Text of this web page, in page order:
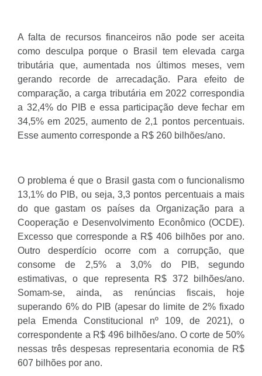
A falta de recursos financeiros não pode ser aceita
como desculpa porque o Brasil tem elevada carga
tributária que, aumentada nos últimos meses, vem
gerando recorde de arrecadação. Para efeito de
comparação, a carga tributária em 2022 correspondia
a 32,4% do PIB e essa participação deve fechar em
34,5% em 2025, aumento de 2,1 pontos percentuais.
Esse aumento corresponde a R$ 260 bilhões/ano.
O problema é que o Brasil gasta com o funcionalismo
13,1% do PIB, ou seja, 3,3 pontos percentuais a mais
do que gastam os países da Organização para a
Cooperação e Desenvolvimento Econômico (OCDE).
Excesso que corresponde a R$ 406 bilhões por ano.
Outro desperdício ocorre com a corrupção, que
consome de 2,5% a 3,0% do PIB, segundo
estimativas, o que representa R$ 372 bilhões/ano.
Somam-se, ainda, as renúncias fiscais, hoje
superando 6% do PIB (apesar do limite de 2% fixado
pela Emenda Constitucional nº 109, de 2021), o
correspondente a R$ 496 bilhões/ano. O corte de 50%
nessas três despesas representaria economia de R$
607 bilhões por ano.